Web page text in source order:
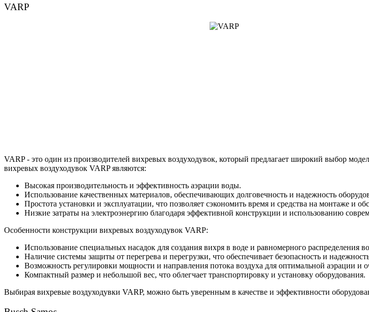
VARP
VARP - это один из производителей вихревых воздуходувок, который предлагает широкий выбор
вихревых воздуходувок VARP являются:
Высокая производительность и эффективность аэрации воды.
Использование качественных материалов, обеспечивающих долговечность и надежность
Простота установки и эксплуатации, что позволяет сэкономить время и средства на монтаже и
Низкие затраты на электроэнергию благодаря эффективной конструкции и использованию
Особенности конструкции вихревых воздуходувок VARP:
Использование специальных насадок для создания вихря в воде и равномерного распределения
Наличие системы защиты от перегрева и перегрузки, что обеспечивает безопасность и
Возможность регулировки мощности и направления потока воздуха для оптимальной аэрации и
Компактный размер и небольшой вес, что облегчает транспортировку и установку оборудования.
Выбирая вихревые воздуходувки VARP, можно быть уверенным в качестве и эффективности